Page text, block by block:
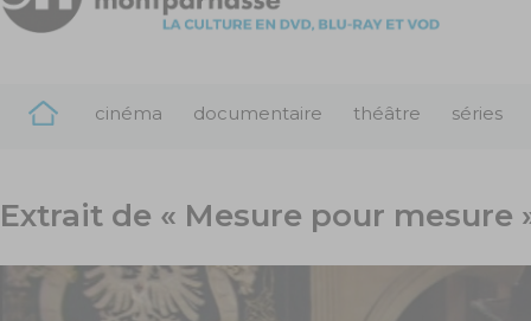
cinéma documentaire théâtre séries
Extrait de « Mesure pour mesure